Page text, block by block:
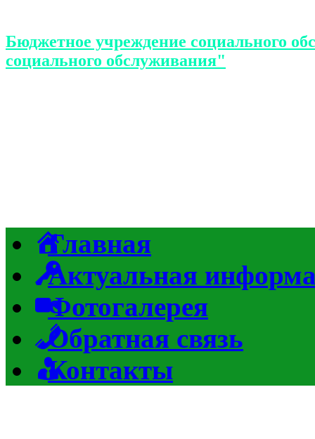
Бюджетное учреждение социального
социального обслуживания"
Главная
Актуальная
Фотогалерея
Обратная связь
Контакты